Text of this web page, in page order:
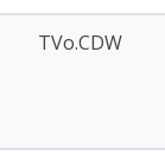
TVo.CDW